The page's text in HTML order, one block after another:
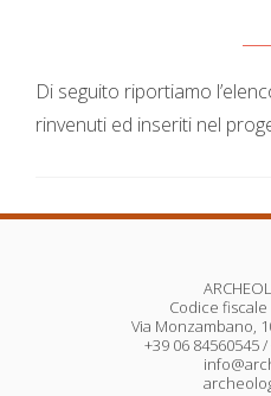
Di seguito riportiamo
rinvenuti ed inseriti nel
Codice fiscale
Via Monzambano,
+39 06 84560545